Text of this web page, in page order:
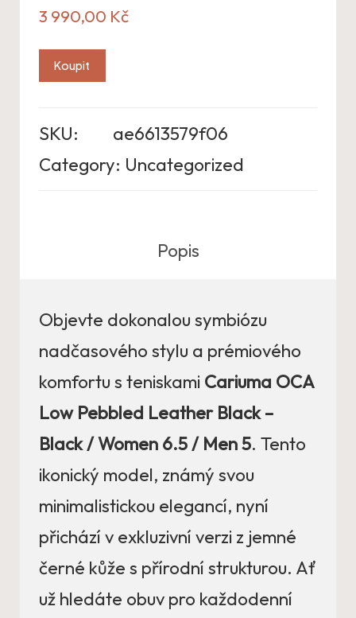
3 990,00 Kč
Koupit
SKU:
ae6613579f06
Category: Uncategorized
Popis
Objevte dokonalou symbiózu
nadčasového stylu a prémiového
komfortu s teniskami Cariuma OCA
Low Pebbled Leather Black –
Black / Women 6.5 / Men 5. Tento
ikonický model, známý svou
minimalistickou elegancí, nyní
přichází v exkluzivní verzi z jemné
černé kůže s přírodní strukturou. Ať
už hledáte obuv pro každodenní